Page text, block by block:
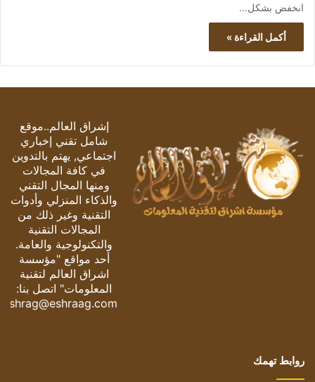
انخفض بشكل…
أكمل القراءة »
إشراق العالم..موقع
شامل تقني إخباري
اجتماعي, يهتم بالتدوين
في كافة المجالات
ومنها المجال التقني
والذكاء المنزلي وأدوات
التقنية وغير ذلك من
المجالات التقنية
والتكنولوجية والعامة.
أحد مواقع "مؤسسة
اشراق العالم لتقنية
المعلومات" اتصل بنا:
eshrag@eshraag.com
روابط تهمك